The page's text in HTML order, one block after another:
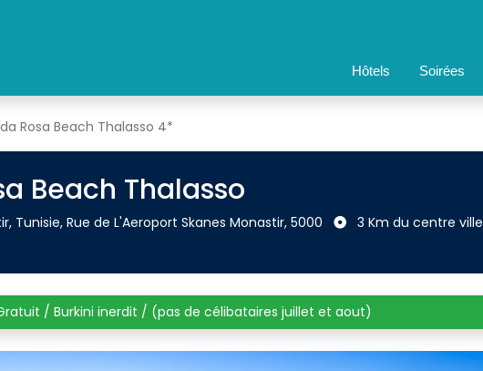
Hôtels Soirées
Rosa Beach Thalasso 4*
Beach Thalasso
Tunisie, Rue de L'Aeroport Skanes Monastir, 5000 3 Km du centre ville
/ Burkini inerdit / (pas de célibataires juillet et aout)